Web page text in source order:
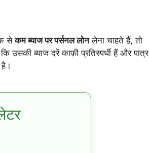
सेकम ब्याज पर पर्सनल लोनलेना चाहते हैं, तो
उसकी ब्याज दरें काफ़ी प्रतिस्पर्धी हैं और पात्र